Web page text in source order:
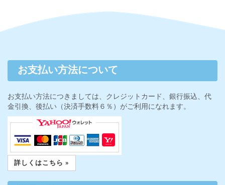
お支払い方法について
お支払い方法につきましては、クレジットカード、銀行振込、代
金引換、後払い（決済手数料６％）がご利用になれます。
詳しくはこちら »